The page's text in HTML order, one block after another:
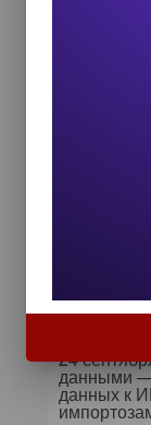
HR
8 октября
От
Самое
24
данными —
данных к